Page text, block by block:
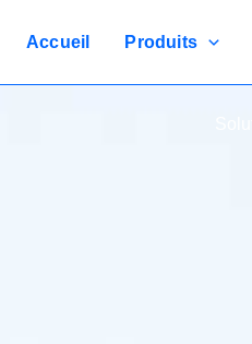
Accueil Produits